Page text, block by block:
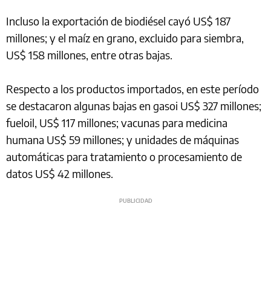
Incluso la exportación de biodiésel cayó US$ 187
millones; y el maíz en grano, excluido para siembra,
US$ 158 millones, entre otras bajas.
Respecto a los productos importados, en este período
se destacaron algunas bajas en gasoi US$ 327 millones;
fueloil, US$ 117 millones; vacunas para medicina
humana US$ 59 millones; y unidades de máquinas
automáticas para tratamiento o procesamiento de
datos US$ 42 millones.